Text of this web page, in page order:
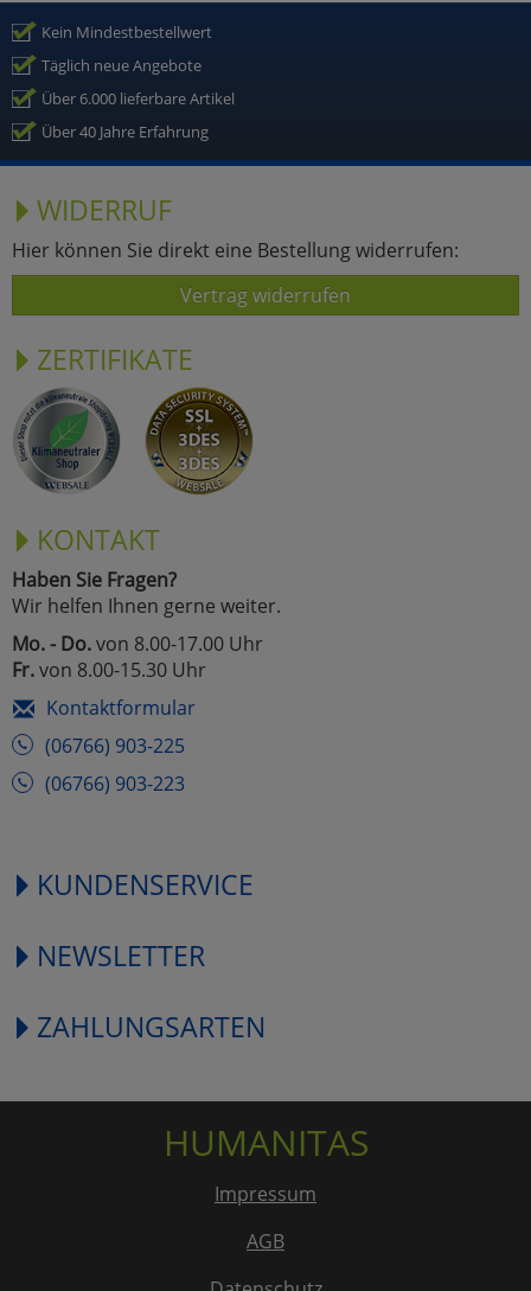
Kein Mindestbestellwert
Täglich neue Angebote
Über 6.000 lieferbare Artikel
Über 40 Jahre Erfahrung
WIDERRUF
Hier können Sie direkt eine Bestellung widerrufen:
Vertrag widerrufen
ZERTIFIKATE
KONTAKT
Haben Sie Fragen?
Wir helfen Ihnen gerne weiter.
Mo. - Do.von 8.00-17.00 Uhr
Fr.von 8.00-15.30 Uhr
Kontaktformular
(06766) 903-225
(06766) 903-223
KUNDENSERVICE
NEWSLETTER
ZAHLUNGSARTEN
HUMANITAS
Impressum
AGB